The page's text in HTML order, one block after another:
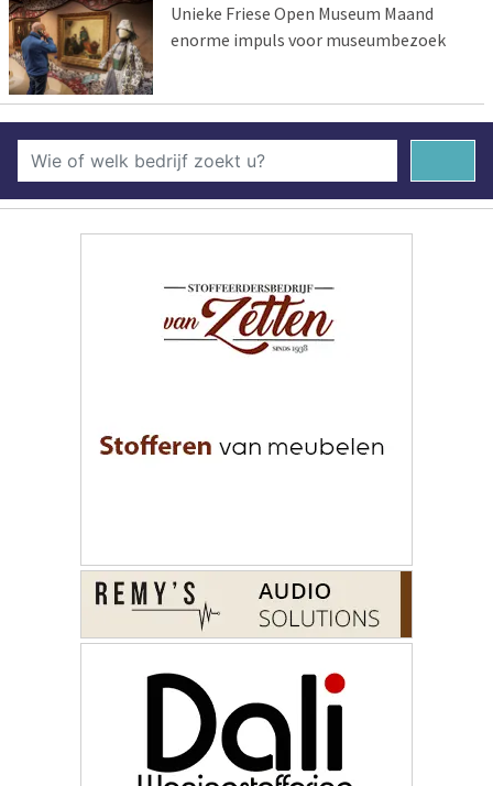
Unieke Friese Open Museum Maand
enorme impuls voor museumbezoek